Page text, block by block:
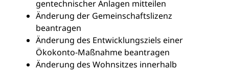
gentechnischer Anlagen mitteilen
Änderung der Gemeinschaftslizenz
beantragen
Änderung des Entwicklungsziels einer
Ökokonto-Maßnahme beantragen
Änderung des Wohnsitzes innerhalb